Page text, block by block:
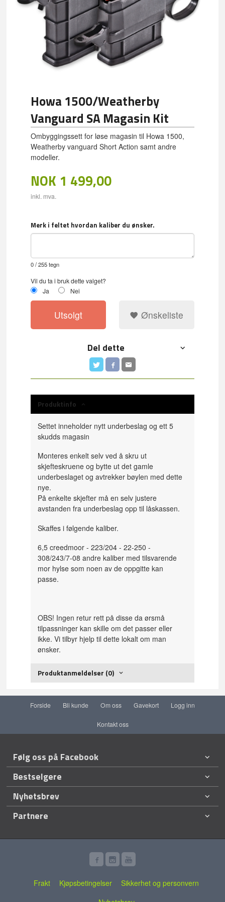
Howa 1500/Weatherby
Vanguard SA Magasin Kit
Ombyggingssett for løse magasin til Howa 1500,
Weatherby vanguard Short Action samt andre
modeller.
NOK 1 499,00
inkl. mva.
Merk i feltet hvordan kaliber du ønsker.
0/ 255 tegn
Vil du ta i bruk dette valget?
Ja
Nei
Utsolgt Ønskeliste
Del dette
Produktinfo
Settet inneholder nytt underbeslag og ett 5
skudds magasin
Monteres enkelt selv ved å skru ut
skjefteskruene og bytte ut det gamle
underbeslaget og avtrekker bøylen med dette
nye.
På enkelte skjefter må en selv justere
avstanden fra underbeslag opp til låskassen.
Skaffes i følgende kaliber.
6,5 creedmoor - 223/204 - 22-250 -
308/243/7-08 andre kaliber med tilsvarende
mor hylse som noen av de oppgitte kan
passe.
OBS! Ingen retur rett på disse da ørsmå
tilpassninger kan skille om det passer eller
ikke. Vi tilbyr hjelp til dette lokalt om man
ønsker.
Produktanmeldelser (0)
Forside Bli kunde Om oss Gavekort Logg inn
Kontakt oss
Følg oss på Facebook
Bestselgere
Nyhetsbrev
Partnere
Frakt Kjøpsbetingelser
Sikkerhet og personvern